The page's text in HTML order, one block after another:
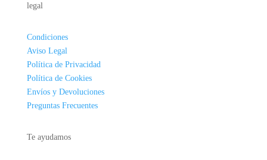
legal
Condiciones
Aviso Legal
Política de Privacidad
Política de Cookies
Envíos y Devoluciones
Preguntas Frecuentes
Te ayudamos